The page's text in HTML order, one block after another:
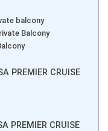
balcony
Balcony
PREMIER CRUISE
PREMIER CRUISE